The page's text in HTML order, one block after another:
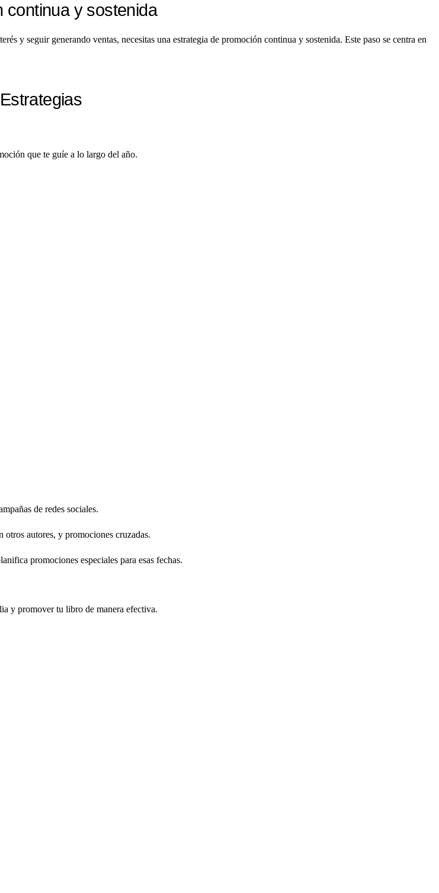
continua y sostenida
y seguir generando ventas, necesitas una estrategia de promoción continua y sostenida. Este paso se centra en
Estrategias
que te guíe a lo largo del año.
de redes sociales.
autores, y promociones cruzadas.
promociones especiales para esas fechas.
y promover tu libro de manera efectiva.